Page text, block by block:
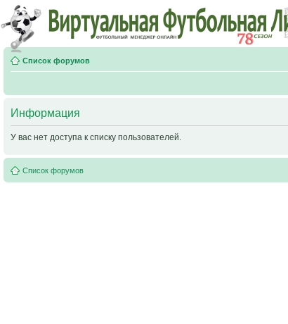
Список форумов
Информация
У вас нет доступа к списку пользователей.
Список форумов